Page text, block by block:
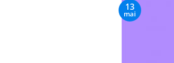
13
mai